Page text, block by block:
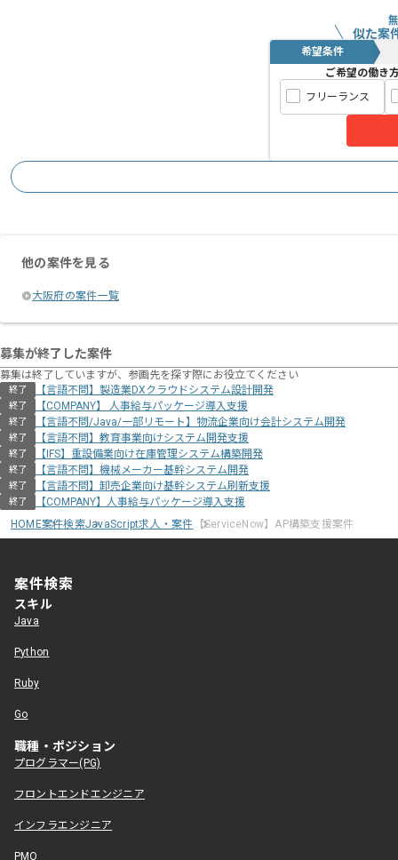
似た案
希望条件
ご希望の働き
フリーランス
他の案件を見る
大阪府の案件一覧
募集が終了した案件
募集は終了していますが、参画先を探す際にお役立てください
終了 【言語不問】製造業DXクラウドシステム設計開発
終了 【COMPANY】 人事給与パッケージ導入支援
終了 【言語不問/Java/一部リモート】物流企業向け会計システム開発
終了 【言語不問】教育事業向けシステム開発支援
終了 【IFS】重設備業向け在庫管理システム構築開発
終了 【言語不問】機械メーカー基幹システム開発
終了 【言語不問】卸売企業向け基幹システム刷新支援
終了
【COMPANY】人事給与パッケージ導入支援
HOME案件検索JavaScript求人・案件 【ServiceNow】AP構築支援案件
案件検索
スキル
Java
Python
Ruby
Go
職種・ポジション
プログラマー(PG)
フロントエンドエンジニア
インフラエンジニア
PMO